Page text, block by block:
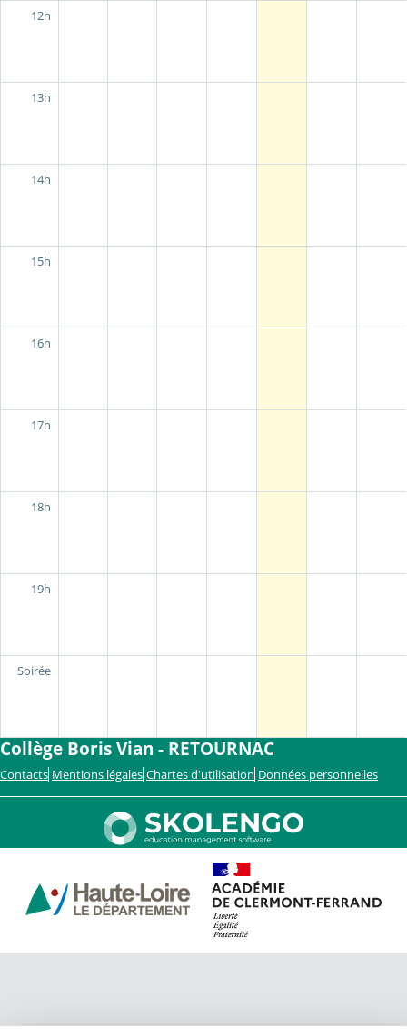
12h
13h
14h
15h
16h
17h
18h
19h
Soirée
Collège Boris Vian - RETOURNAC
Contacts Mentions légales Chartes d'utilisation Données personnelles